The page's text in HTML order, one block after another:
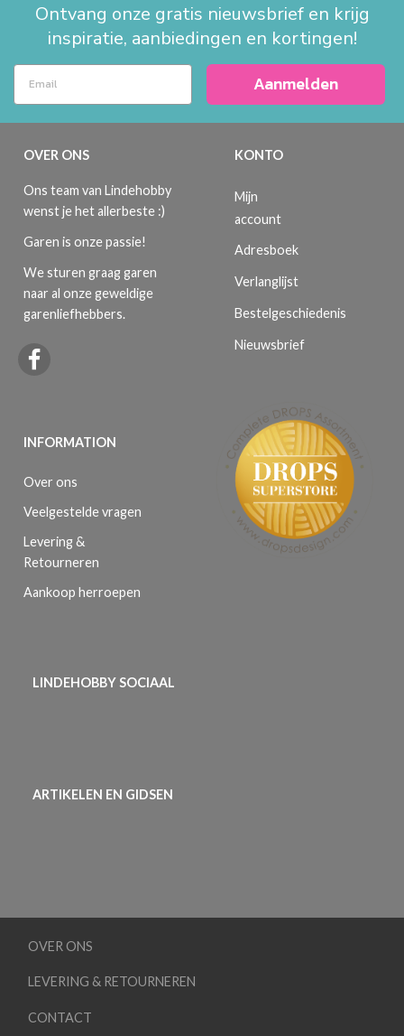
Ontvang onze gratis nieuwsbrief en krijg
inspiratie, aanbiedingen en kortingen!
Aanmelden
OVER ONS
Ons team van Lindehobby
wenst je het allerbeste :)
Garen is onze passie!
We sturen graag garen
naar al onze geweldige
garenliefhebbers.
INFORMATION
Over ons
Veelgestelde vragen
Levering &
Retourneren
Aankoop herroepen
KONTO
Mijn
account
Adresboek
Verlanglijst
Bestelgeschiedenis
Nieuwsbrief
LINDEHOBBY SOCIAAL
ARTIKELEN EN GIDSEN
OVER ONS
LEVERING & RETOURNEREN
CONTACT